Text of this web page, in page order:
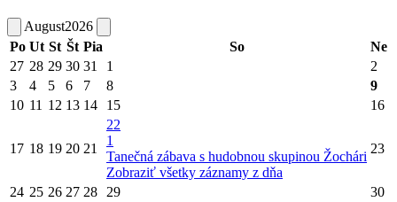
August2026
Po Ut St Št Pia So
Ne
27 28 29 30 31 1
2
3
4 5 6 7 8
9
10 11 12 13 14 15 16
17 18 19 20 21
22
1
Tanečná zábava s hudobnou skupinou Žochári
Zobraziť všetky záznamy z dňa
23
24 25 26 27 28 29
30